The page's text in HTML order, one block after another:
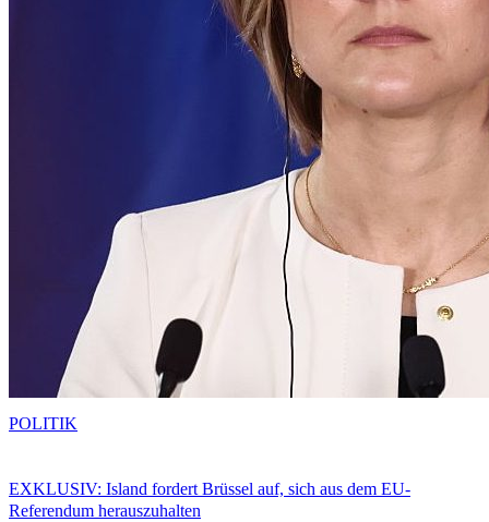
EXKLUSIV: Island fordert Brüssel auf, sich aus dem EU-
Referendum herauszuhalten
POLITIK